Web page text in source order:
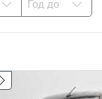
Год до